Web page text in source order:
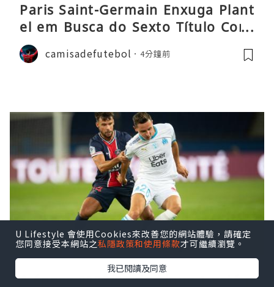
Paris Saint-Germain Enxuga Plant
el em Busca do Sexto Título Cons
ecutivo da Liga
camisadefutebol 4分鐘前
A época 2026/27 da Ligue 1 está p
U Lifestyle 會使用Cookies來改善您的網站體驗，請確定
您同意接受本網站之私隱政策和使用條款才可繼續瀏覽。
我已閱讀及同意